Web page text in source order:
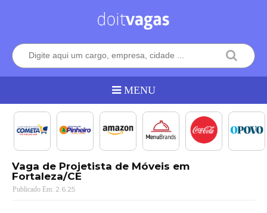
Vaga de Projetista de Móveis em
Fortaleza/CE
2.6.25